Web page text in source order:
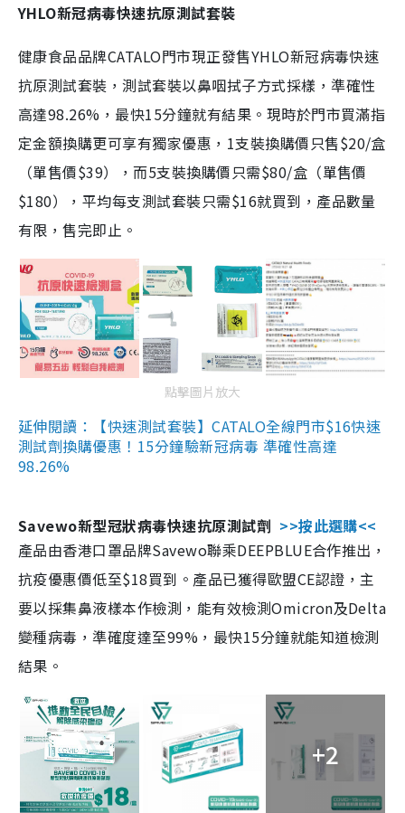
YHLO新冠病毒快速抗原測試套裝
健康食品品牌CATALO門市現正發售YHLO新冠病毒快速
抗原測試套裝，測試套裝以鼻咽拭子方式採樣，準確性
高達98.26%，最快15分鐘就有結果。現時於門市買滿指
定金額換購更可享有獨家優惠，1支裝換購價只售$20/盒
（單售價$39），而5支裝換購價只需$80/盒（單售價
$180），平均每支測試套裝只需$16就買到，產品數量
有限，售完即止。
點擊圖片放大
延伸閱讀：【快速測試套裝】CATALO全線門市$16快速
測試劑換購優惠！15分鐘驗新冠病毒 準確性高達
98.26%
Savewo新型冠狀病毒快速抗原測試劑 >>按此選購<<
產品由香港口罩品牌Savewo聯乘DEEPBLUE合作推出，
抗疫優惠價低至$18買到。產品已獲得歐盟CE認證，主
要以採集鼻液樣本作檢測，能有效檢測Omicron及Delta
變種病毒，準確度達至99%，最快15分鐘就能知道檢測
結果。
+2